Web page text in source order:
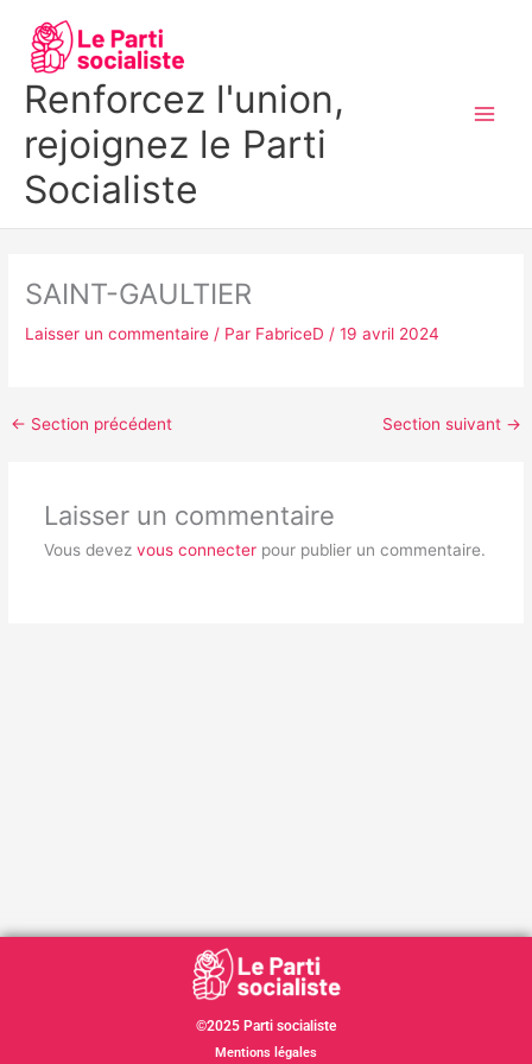
contenu
Renforcez l'union,
rejoignez le Parti
Socialiste
SAINT-GAULTIER
Laisser un commentaire / Par FabriceD/19 avril 2024
← Section précédent Section suivant →
Laisser un commentaire
Vous devez vous connecterpour publier un commentaire.
©2025 Parti socialiste
Mentions légales